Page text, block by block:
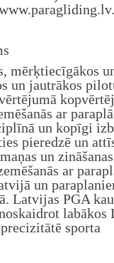
mērķtiecīgākos
un jautrākos
ar
un kopīgi
pieredzē un
un
ar
un
Latvijas PGA
labākos
sporta